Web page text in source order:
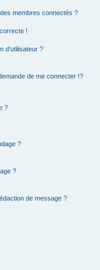
membres connectés ?
!
d’utilisateur ?
de me connecter !?
?
?
?
de message ?